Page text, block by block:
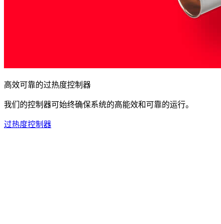
高效可靠的过热度控制器
我们的控制器可始终确保系统的高能效和可靠的运行。
过热度控制器